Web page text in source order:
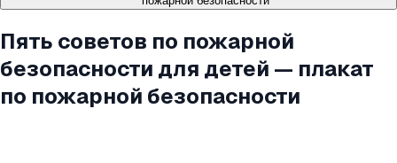
Пять советов по пожарной
безопасности для детей — плакат
по пожарной безопасности